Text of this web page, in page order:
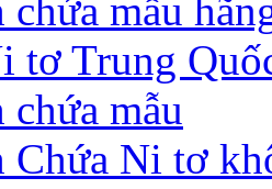
chứa mẫu
tơ Trung
chứa mẫu
Chứa Ni tơ